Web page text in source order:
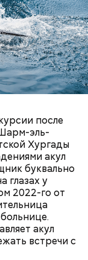
после
эль-
Хургады
акул
буквально
глазах у
2022-го от
акул
встречи с
когда
— сказал